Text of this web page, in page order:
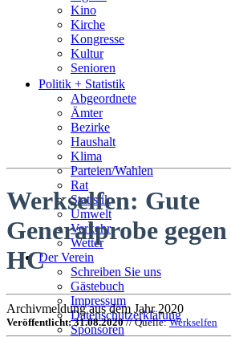
Kino
Kirche
Kongresse
Kultur
Senioren
Stadtführer
Straßen
Politik + Statistik
Abgeordnete
Ämter
Bezirke
Haushalt
Klima
Parteien/Wahlen
Rat
Statistik
Umwelt
Verkehr
Wetter
Der Verein
Schreiben Sie uns
Gästebuch
Impressum
Datenschutzerklärung
Sponsoren
Werkselfen: Gute
Generalprobe
HC
Archivmeldung aus dem Jahr 2020
Veröffentlicht: 31.08.2020// Quelle:Werkselfen